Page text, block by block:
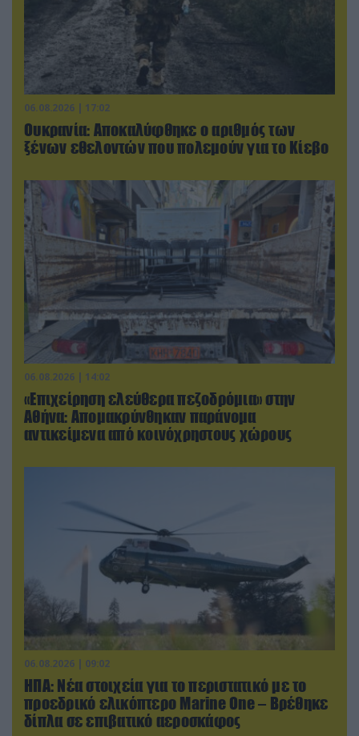
06.08.2026 | 17:02
Ουκρανία: Αποκαλύφθηκε ο αριθμός των
ξένων εθελοντών που πολεμούν για το Κίεβο
06.08.2026 | 14:02
«Επιχείρηση ελεύθερα πεζοδρόμια» στην
Αθήνα: Απομακρύνθηκαν παράνομα
αντικείμενα από κοινόχρηστους χώρους
06.08.2026 | 09:02
ΗΠΑ: Nέα στοιχεία για το περιστατικό με το
προεδρικό ελικόπτερο Marine One – Βρέθηκε
δίπλα σε επιβατικό αεροσκάφος